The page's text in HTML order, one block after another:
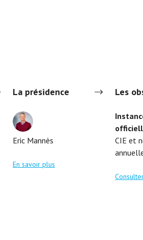
La présidence
Eric Mannès
En savoir plus
Les
CIE et